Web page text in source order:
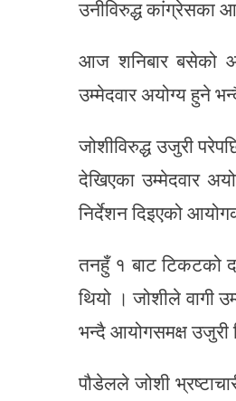
उनीविरुद्ध कांग्रेसका
आज शनिबार बसेको
उम्मेदवार अयोग्य हुने
जोशीविरुद्ध उजुरी
देखिएका उम्मेदवार
निर्देशन दिइएको
तनहुँ १ बाट टिकटको
थियो । जोशीले वागी
भन्दै आयोगसमक्ष उजुरी
पौडेलले जोशी